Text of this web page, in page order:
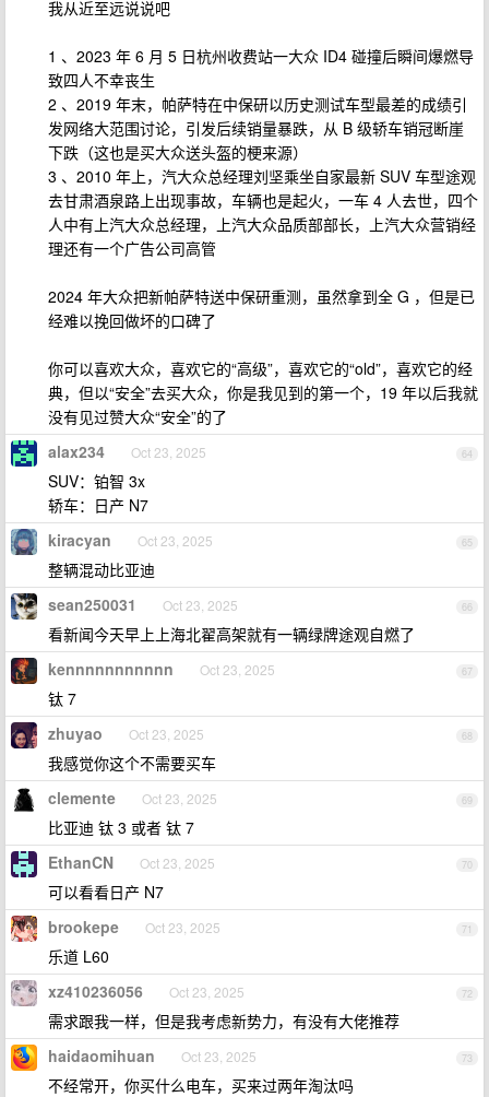
我从近至远说说吧
1 、2023 年 6 月 5 日杭州收费站一大众 ID4 碰撞后瞬间爆燃导
致四人不幸丧生
2 、2019 年末，帕萨特在中保研以历史测试车型最差的成绩引
发网络大范围讨论，引发后续销量暴跌，从 B 级轿车销冠断崖
下跌（这也是买大众送头盔的梗来源）
3 、2010 年上，汽大众总经理刘坚乘坐自家最新 SUV 车型途观
去甘肃酒泉路上出现事故，车辆也是起火，一车 4 人去世，四个
人中有上汽大众总经理，上汽大众品质部部长，上汽大众营销经
理还有一个广告公司高管
2024 年大众把新帕萨特送中保研重测，虽然拿到全 G ，但是已
经难以挽回做坏的口碑了
你可以喜欢大众，喜欢它的“高级”，喜欢它的“old”，喜欢它的经
典，但以“安全”去买大众，你是我见到的第一个，19 年以后我就
没有见过赞大众“安全”的了
64
alax234 Oct 23, 2025
SUV：铂智 3x
轿车：日产 N7
65
kiracyan Oct 23, 2025
整辆混动比亚迪
66
sean250031 Oct 23, 2025
看新闻今天早上上海北翟高架就有一辆绿牌途观自燃了
67
kennnnnnnnnnn Oct 23, 2025
钛 7
68
zhuyao Oct 23, 2025
我感觉你这个不需要买车
69
clemente Oct 23, 2025
比亚迪 钛 3 或者 钛 7
70
EthanCN Oct 23, 2025
可以看看日产 N7
71
brookepe Oct 23, 2025
乐道 L60
72
xz410236056 Oct 23, 2025
需求跟我一样，但是我考虑新势力，有没有大佬推荐
73
haidaomihuan Oct 23, 2025
不经常开，你买什么电车，买来过两年淘汰吗